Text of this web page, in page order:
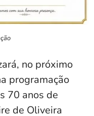
no próximo
programação
70 anos de
de Oliveira